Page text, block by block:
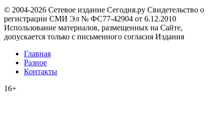
© 2004-2026 Сетевое издание Сегодня.ру Свидетельство о
регистрации СМИ Эл № ФС77-42904 от 6.12.2010
Использование материалов, размещенных на Сайте,
допускается только с письменного согласия Издания
Главная
Разное
Контакты
16+